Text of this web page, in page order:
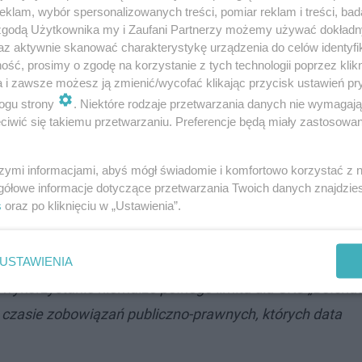
finansowego Spółki. Poniżej przedstawiamy
Spółką zagrożenia.
poziom zobowiązań Spółki na 31 grudnia 2021 r.
ZUS, Urzędu Skarbowego, pracowników oraz
publiczno-prawne. Funkcjonowanie Spółki
porozumieniom z urzędami i rozkładaniu
Europejskiej w sprawie pomocy de minimis i
umorzenie odsetek ZUS, umorzenie opłat
do poziomu 200.000 euro w ciągu trzech lat
niemalże pełnego limitu dla GKS
zobowiązań publiczno-prawnych, których data
wybór spersonalizowanych treści, pomiar reklam i treści,
Użytkownika my i Zaufani Partnerzy możemy używać
aktywnie skanować charakterystykę urządzenia do celów
prosimy o zgodę na korzystanie z tych technologii poprzez
i zawsze możesz ją zmienić/wycofać klikając przycisk ustawień
strony
. Niektóre rodzaje przetwarzania danych nie
się takiemu przetwarzaniu. Preferencje będą miały
informacjami, abyś mógł świadomie i komfortowo korzystać z
informacje dotyczące przetwarzania Twoich danych
oraz po kliknięciu w „Ustawienia”.
USTAWIENIA